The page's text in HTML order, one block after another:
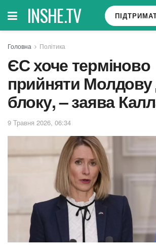
INSHE.TV
Головна Політика
ЄС хоче терміново
прийняти
блоку, – заява
9 Травня 2026, 06:34